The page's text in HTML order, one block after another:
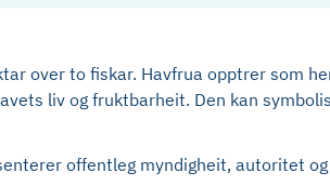
over to fiskar. Havfrua opptrer som
liv og fruktbarheit. Den kan
offentleg myndigheit, autoritet